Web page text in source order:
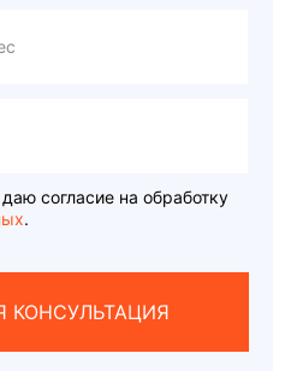
согласие на обработку
.
КОНСУЛЬТАЦИЯ